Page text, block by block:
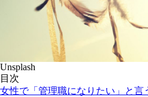
Unsplash
目次
女性で「管理職になりたい」と言